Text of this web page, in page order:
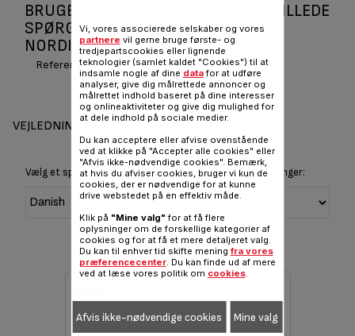
BRUGERVEJLEDNINGER OG OFTE STILLEDE
SPØRGSMÅL BBQ 3 IN 1 TABLE BLK
NORDIC BG910815
Reference :BG910815
VEJLEDNINGER OG GARANTI
Vælg et sprog for at vise instruktioner og brugervejledninger:
Vi, vores associerede selskaber og vores
partnere vil gerne bruge første- og
tredjepartscookies eller lignende
teknologier (samlet kaldet "Cookies") til at
indsamle nogle af dine datafor at udføre
analyser, give dig målrettede annoncer og
målrettet indhold baseret på dine interesser
og onlineaktiviteter og give dig mulighed for
at dele indhold på sociale medier.
Du kan acceptere eller afvise ovenstående
ved at klikke på "Accepter alle cookies" eller
"Afvis ikke-nødvendige cookies". Bemærk,
at hvis du afviser cookies, bruger vi kun de
cookies, der er nødvendige for at kunne
drive webstedet på en effektiv måde.
Klik på "Mine valg" for at få flere
oplysninger om de forskellige kategorier af
cookies og for at få et mere detaljeret valg.
Du kan til enhver tid skifte mening fra vores
præferencecenter. Du kan finde ud af mere
ved at læse vores politik om cookies.
Afvis ikke-nødvendige cookies Mine valg